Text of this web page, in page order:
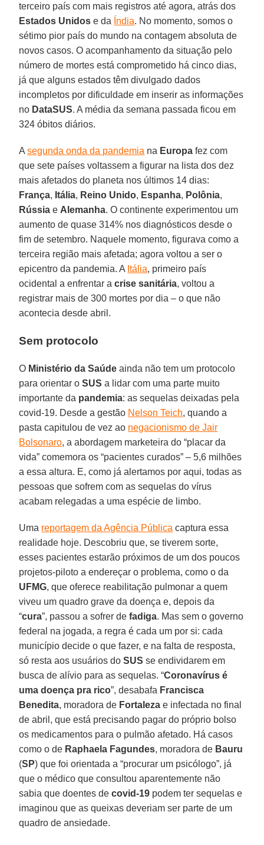
terceiro país com mais registros até agora, atrás dos
Estados Unidos e da Índia. No momento, somos o
sétimo pior país do mundo na contagem absoluta de
novos casos. O acompanhamento da situação pelo
número de mortes está comprometido há cinco dias,
já que alguns estados têm divulgado dados
incompletos por dificuldade em inserir as informações
no DataSUS. A média da semana passada ficou em
324 óbitos diários.
Asegunda onda da pandemia na Europa fez com
que sete países voltassem a figurar na lista dos dez
mais afetados do planeta nos últimos 14 dias:
França, Itália, Reino Unido, Espanha, Polônia,
Rússia e Alemanha. O continente experimentou um
aumento de quase 314% nos diagnósticos desde o
fim de setembro. Naquele momento, figurava como a
terceira região mais afetada; agora voltou a ser o
epicentro da pandemia. A Itália, primeiro país
ocidental a enfrentar acrise sanitária, voltou a
registrar mais de 300 mortes por dia – o que não
acontecia desde abril.
Sem protocolo
O Ministério da Saúde ainda não tem um protocolo
para orientar oSUS a lidar com uma parte muito
importante da pandemia: as sequelas deixadas pela
covid-19. Desde a gestão Nelson Teich, quando a
pasta capitulou de vez ao negacionismo de Jair
Bolsonaro, a abordagem marketeira do “placar da
vida” comemora os “pacientes curados” – 5,6 milhões
a essa altura. E, como já alertamos por aqui, todas as
pessoas que sofrem com as sequelas do vírus
acabam relegadas a uma espécie de limbo.
Uma reportagem da Agência Pública captura essa
realidade hoje. Descobriu que, se tiverem sorte,
esses pacientes estarão próximos de um dos poucos
projetos-piloto a endereçar o problema, como o da
UFMG, que oferece reabilitação pulmonar a quem
viveu um quadro grave da doença e, depois da
“cura”, passou a sofrer defadiga. Mas sem o governo
federal na jogada, a regra é cada um por si: cada
município decide o que fazer, e na falta de resposta,
só resta aos usuários doSUS se endividarem em
busca de alívio para as sequelas. “Coronavírus é
uma doença pra rico”, desabafa Francisca
Benedita, moradora de Fortaleza e infectada no final
de abril, que está precisando pagar do próprio bolso
os medicamentos para o pulmão afetado. Há casos
como o de Raphaela Fagundes, moradora de Bauru
(SP) que foi orientada a “procurar um psicólogo”, já
que o médico que consultou aparentemente não
sabia que doentes decovid-19 podem ter sequelas e
imaginou que as queixas deveriam ser parte de um
quadro de ansiedade.